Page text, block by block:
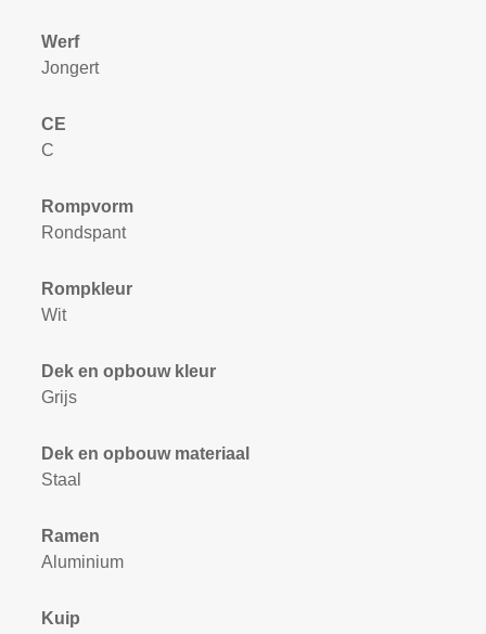
Werf
Jongert
CE
C
Rompvorm
Rondspant
Rompkleur
Wit
Dek en opbouw kleur
Grijs
Dek en opbouw materiaal
Staal
Ramen
Aluminium
Kuip